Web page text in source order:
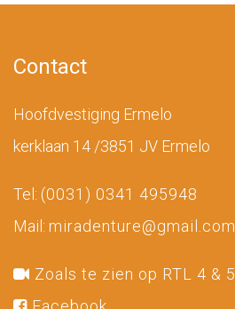
Contact
Hoofdvestiging Ermelo
kerklaan 14 /3851 JV Ermelo
Tel: (0031) 0341 495948
Mail: miradenture@gmail.com
Zoals te zien op RTL 4 & 5